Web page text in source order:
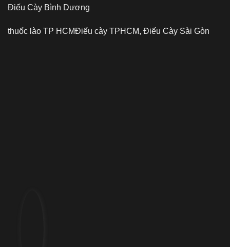
Điếu Cày Bình Dương
thuốc lào TP HCMĐiếu cày TPHCM, Điếu Cày Sài Gòn